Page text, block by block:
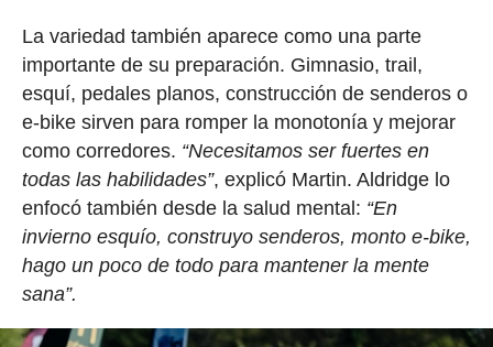
La variedad también aparece como una parte
importante de su preparación. Gimnasio, trail,
esquí, pedales planos, construcción de senderos o
e-bike sirven para romper la monotonía y mejorar
como corredores. “Necesitamos ser fuertes en
todas las habilidades”, explicó Martin. Aldridge lo
enfocó también desde la salud mental: “En
invierno esquío, construyo senderos, monto e-bike,
hago un poco de todo para mantener la mente
sana”.